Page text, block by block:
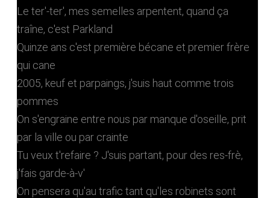
Le ter'-ter', mes semelles arpentent, quand ça
traîne, c'est Parkland
Quinze ans c'est première bécane et premier frère
qui cane
2005, keuf et parpaings, j'suis haut comme trois
pommes
On s'engraine entre nous par manque d'oseille, prit
par la ville ou par crainte
Tu veux t'refaire ? J'suis partant, pour des res-frè,
j'fais garde-à-v'
On pensera qu'au trafic tant qu'les robinets sont